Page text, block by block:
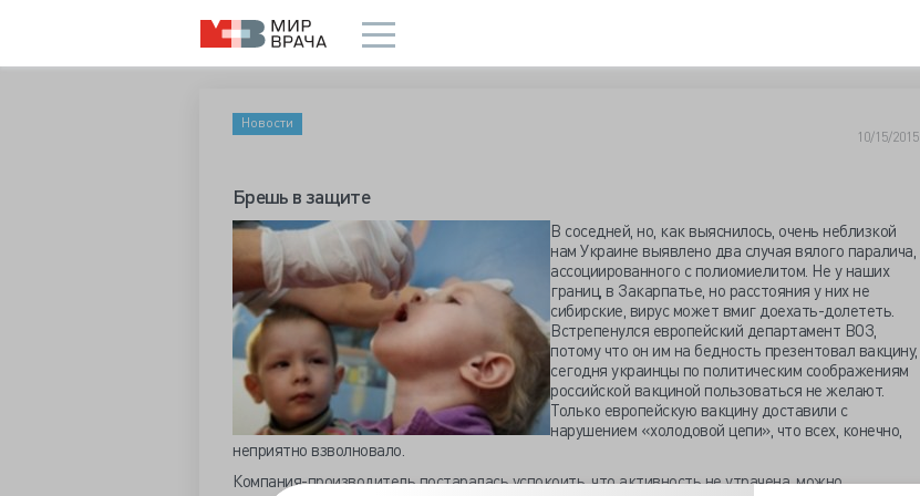
Новости
10/15/2015
Брешь в защите
В соседней, но, как выяснилось, очень неблизкой
нам Украине выявлено два случая вялого паралича,
ассоциированного с полиомиелитом. Не у наших
границ, в Закарпатье, но расстояния у них не
сибирские, вирус может вмиг доехать-долететь.
Встрепенулся европейский департамент ВОЗ,
потому что он им на бедность презентовал вакцину,
сегодня украинцы по политическим соображениям
российской вакциной пользоваться не желают.
Только европейскую вакцину доставили с
нарушением «холодовой цепи», что всех, конечно,
неприятно взволновало.
Компания-производитель постаралась успокоить, что активность не утрачена, можно